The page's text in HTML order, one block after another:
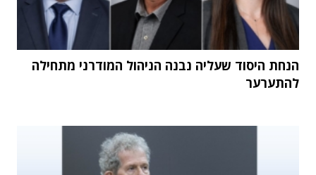
הנחת היסוד שעליה נבנה הניהול המודרני מתחילה
להתערער